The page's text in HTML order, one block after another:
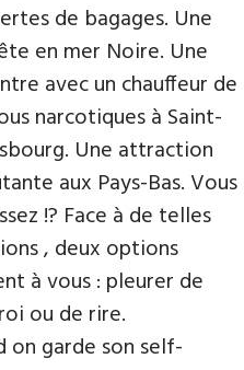
de bagages. Une
en mer Noire. Une
avec un chauffeur de
narcotiques à Saint-
Une attraction
aux Pays-Bas. Vous
!? Face à de telles
, deux options
à vous : pleurer de
ou de rire.
on garde son self-